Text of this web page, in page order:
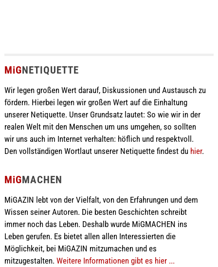
MiGNETIQUETTE
Wir legen großen Wert darauf, Diskussionen und Austausch zu
fördern. Hierbei legen wir großen Wert auf die Einhaltung
unserer Netiquette. Unser Grundsatz lautet: So wie wir in der
realen Welt mit den Menschen um uns umgehen, so sollten
wir uns auch im Internet verhalten: höflich und respektvoll.
Den vollständigen Wortlaut unserer Netiquette findest du hier.
MiGMACHEN
MiGAZIN lebt von der Vielfalt, von den Erfahrungen und dem
Wissen seiner Autoren. Die besten Geschichten schreibt
immer noch das Leben. Deshalb wurde MiGMACHEN ins
Leben gerufen. Es bietet allen allen Interessierten die
Möglichkeit, bei MiGAZIN mitzumachen und es
mitzugestalten. Weitere Informationen gibt es hier ...